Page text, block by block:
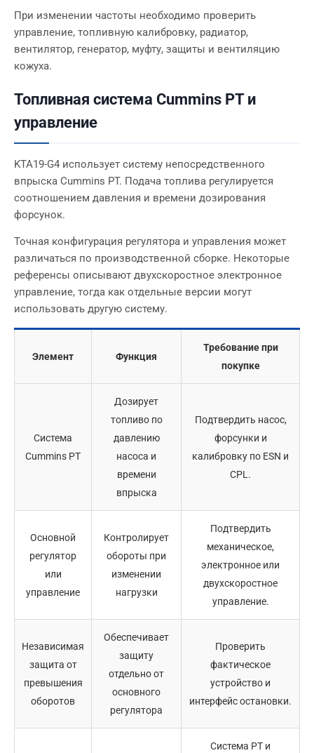
При изменении частоты необходимо проверить
управление, топливную калибровку, радиатор,
вентилятор, генератор, муфту, защиты и вентиляцию
кожуха.
Топливная система Cummins PT и
управление
KTA19-G4 использует систему непосредственного
впрыска Cummins PT. Подача топлива регулируется
соотношением давления и времени дозирования
форсунок.
Точная конфигурация регулятора и управления может
различаться по производственной сборке. Некоторые
референсы описывают двухскоростное электронное
управление, тогда как отдельные версии могут
использовать другую систему.
Элемент Функция
Требование при
покупке
Система
Cummins PT
Дозирует
топливо по
давлению
насоса и
времени
впрыска
Подтвердить насос,
форсунки и
калибровку по ESN и
CPL.
Основной
регулятор
или
управление
Контролирует
обороты при
изменении
нагрузки
Подтвердить
механическое,
электронное или
двухскоростное
управление.
Независимая
защита от
превышения
оборотов
Обеспечивает
защиту
отдельно от
основного
регулятора
Проверить
фактическое
устройство и
интерфейс остановки.
Система PT и